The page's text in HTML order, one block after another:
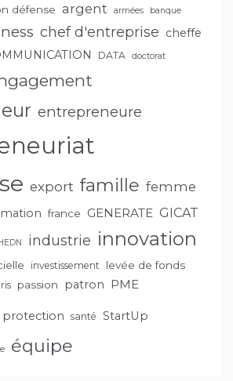
défense argent armées banque
chef d'entreprise cheffe
DATA doctorat
entrepreneure
export famille femme
france GENERATE GICAT
industrie innovation
investissement
levée de fonds
passion patron PME
protection santé StartUp
équipe